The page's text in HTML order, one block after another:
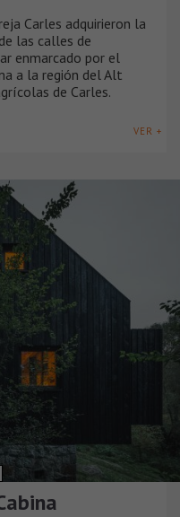
Carles adquirieron la
las calles de
enmarcado por el
a la región del Alt
de Carles.
VER +